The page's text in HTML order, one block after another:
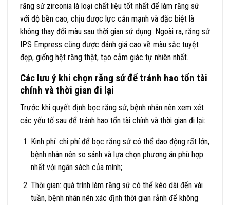
răng sứ zirconia là loại chất liệu tốt nhất để làm răng sứ
với độ bền cao, chịu được lực cắn mạnh và đặc biệt là
không thay đổi màu sau thời gian sử dụng. Ngoài ra, răng sứ
IPS Empress cũng được đánh giá cao về màu sắc tuyệt
đẹp, giống hệt răng thật, tạo cảm giác tự nhiên nhất.
Các lưu ý khi chọn răng sứ để tránh hao tổn tài
chính và thời gian đi lại
Trước khi quyết định bọc răng sứ, bệnh nhân nên xem xét
các yếu tố sau để tránh hao tổn tài chính và thời gian đi lại:
Kinh phí: chi phí để bọc răng sứ có thể dao động rất lớn,
bệnh nhân nên so sánh và lựa chọn phương án phù hợp
nhất với ngân sách của mình;
Thời gian: quá trình làm răng sứ có thể kéo dài đến vài
tuần, bệnh nhân nên xác định thời gian rảnh để không